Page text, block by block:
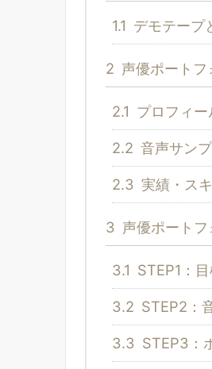
1.1 デモテープ
2 声優ポート
2.1 プロフィ
2.2 音声サン
2.3 実績・ス
3 声優ポート
3.1 STEP1：
3.2 STEP2：
3.3 STEP3：